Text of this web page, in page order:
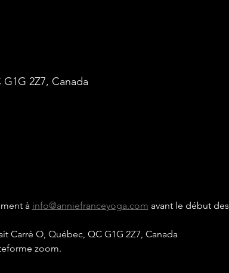
2Z7, Canada
à info@anniefranceyoga.com avant le début des
Carré O, Québec, QC G1G 2Z7, Canada
zoom.